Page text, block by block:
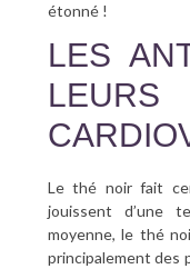
étonné !
LES
Le thé noir fait
jouissent d’une
moyenne, le thé
principalement des